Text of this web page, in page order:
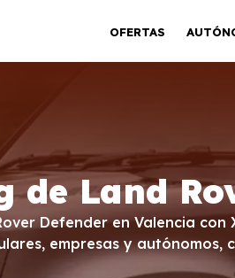
OFERTAS
de Land
Defender en Valencia
empresas y autónomos,